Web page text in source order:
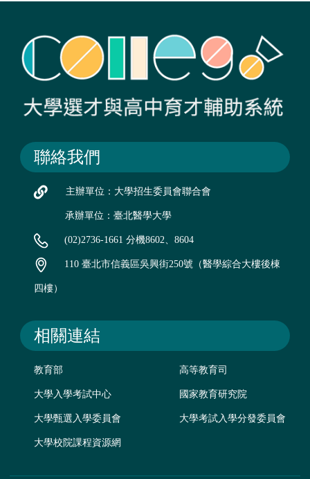
聯絡我們
主辦單位：大學招生委員會聯合會
承辦單位：臺北醫學大學
(02)2736-1661 分機8602、8604
110 臺北市信義區吳興街250號（醫學綜合大樓後棟
四樓）
相關連結
教育部 高等教育司
大學入學考試中心 國家教育研究院
大學甄選入學委員會 大學考試入學分發委員會
大學校院課程資源網